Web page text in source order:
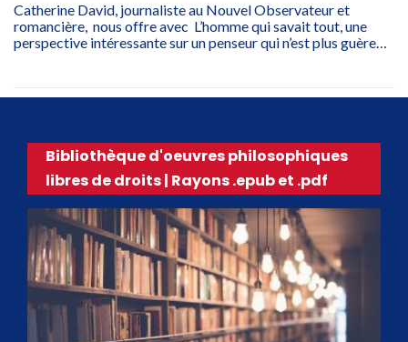
Catherine David, journaliste au Nouvel Observateur et
romancière, nous offre avec L’homme qui savait tout, une
perspective intéressante sur un penseur qui n’est plus guère…
Bibliothèque d'oeuvres philosophiques
libres de droits | Rayons .epub et .pdf